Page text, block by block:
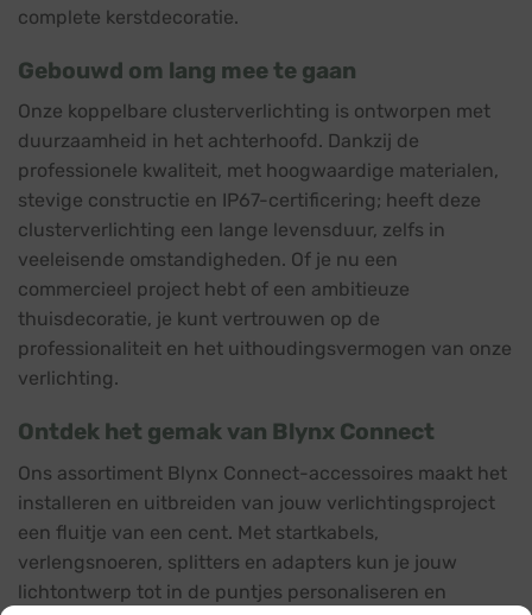
complete kerstdecoratie.
Gebouwd om lang mee te gaan
Onze koppelbare clusterverlichting is ontworpen met
duurzaamheid in het achterhoofd. Dankzij de
professionele kwaliteit, met hoogwaardige materialen,
stevige constructie en IP67-certificering; heeft deze
clusterverlichting een lange levensduur, zelfs in
veeleisende omstandigheden. Of je nu een
commercieel project hebt of een ambitieuze
thuisdecoratie, je kunt vertrouwen op de
professionaliteit en het uithoudingsvermogen van onze
verlichting.
Ontdek het gemak van Blynx Connect
Ons assortiment Blynx Connect-accessoires maakt het
installeren en uitbreiden van jouw verlichtingsproject
een fluitje van een cent. Met startkabels,
verlengsnoeren, splitters en adapters kun je jouw
lichtontwerp tot in de puntjes personaliseren en